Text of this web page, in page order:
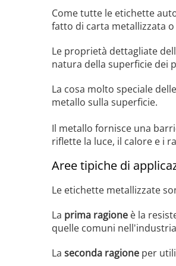
Come tutte le etichette
fatto di carta metallizzata
Le proprietà dettagliate
natura della superficie dei
La cosa molto speciale
metallo sulla superficie.
Il metallo fornisce una
riflette la luce, il calore e i
Aree tipiche di
Le etichette metallizzate
La prima ragione è la
quelle comuni
La seconda ragione per